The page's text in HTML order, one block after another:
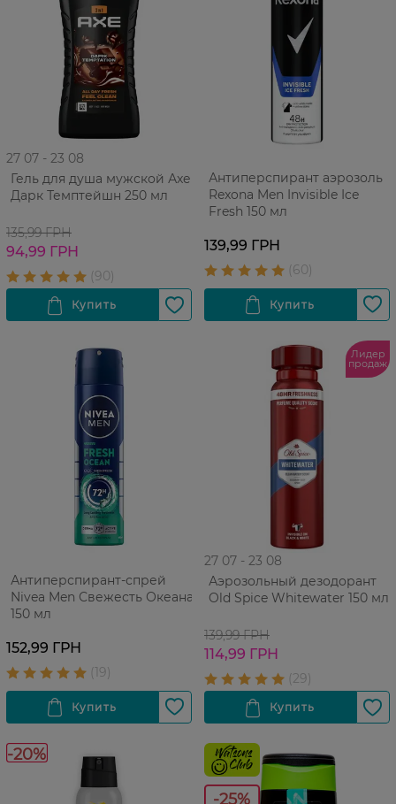
27 07 - 23 08
Гель для душа мужской Аxe
Дарк Темптейшн 250 мл
135,99 ГРН
94,99 ГРН
Антиперспирант аэрозоль
Rexona Men Invisible Ice
Fresh 150 мл
139,99 ГРН
Антиперспирант-спрей
Nivea Men Свежесть Океана
150 мл
152,99 ГРН
Лидер
продаж
27 07 - 23 08
Аэрозольный дезодорант
Old Spice Whitewater 150 мл
139,99 ГРН
114,99 ГРН
-20%
-25%